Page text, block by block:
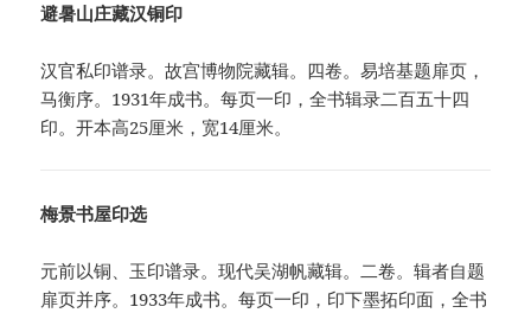
避暑山庄藏汉铜印
汉官私印谱录。故宫博物院藏辑。四卷。易培基题扉页，
马衡序。1931年成书。每页一印，全书辑录二百五十四
印。开本高25厘米，宽14厘米。
梅景书屋印选
元前以铜、玉印谱录。现代吴湖帆藏辑。二卷。辑者自题
扉页并序。1933年成书。每页一印，印下墨拓印面，全书